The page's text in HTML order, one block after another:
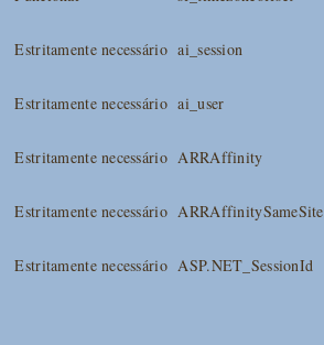
Estritamente necessário ai_session
Estritamente necessário ai_user
Estritamente necessário ARRAffinity
Estritamente necessário ARRAffinitySameSite
Estritamente necessário ASP.NET_SessionId